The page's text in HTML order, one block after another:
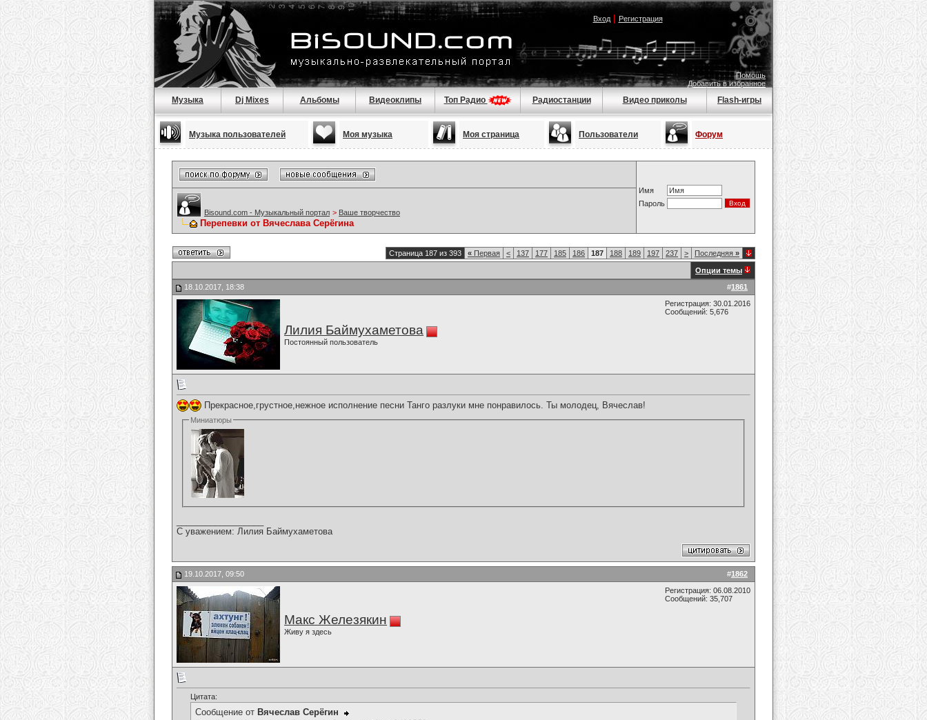
Вход| Регистрация
Помощь
Добавить в избранное
Музыка Dj Mixes Альбомы Видеоклипы Топ Радио Радиостанции Видео приколы Flash-игры
Музыка пользователей Моя музыка Моя страница Пользователи Форум
Имя
Пароль
Bisound.com - Музыкальный портал > Ваше творчество
Перепевки от Вячеслава Серёгина
Страница 187 из 393 « Первая < 137 177 185 186 187 188 189 197 237 > Последняя »
Опции темы
#1861
18.10.2017, 18:38
Лилия Баймухаметова
Постоянный пользователь
Регистрация: 30.01.2016
Сообщений: 5,676
Прекрасное,грустное,нежное исполнение песни Танго разлуки мне понравилось. Ты молодец, Вячеслав!
Миниатюры
С уважением: Лилия Баймухаметова
#1862
19.10.2017, 09:50
Макс Железякин
Живу я здесь
Регистрация: 06.08.2010
Сообщений: 35,707
Цитата:
Сообщение от Вячеслав Серёгин